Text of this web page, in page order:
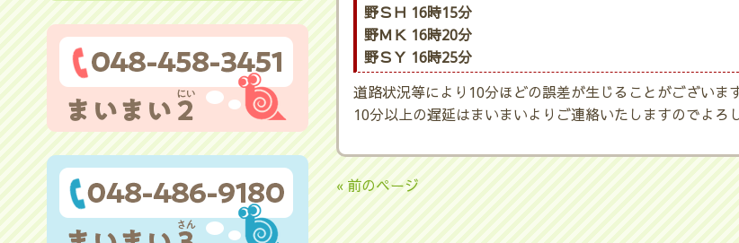
野ＳＨ 16時15分
野ＭＫ 16時20分
野ＳＹ 16時25分
道路状況等により10分ほどの誤差が生じることがございます
10分以上の遅延はまいまいよりご連絡いたしますのでよろ
« 前のページ